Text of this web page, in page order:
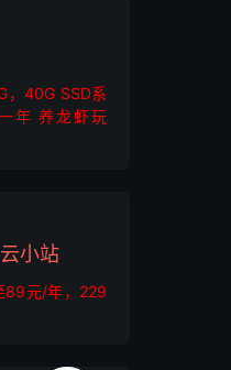
，40G SSD系
年 养龙虾玩
小站
89元/年，229